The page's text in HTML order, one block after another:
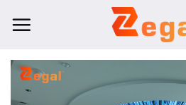
qua
dung